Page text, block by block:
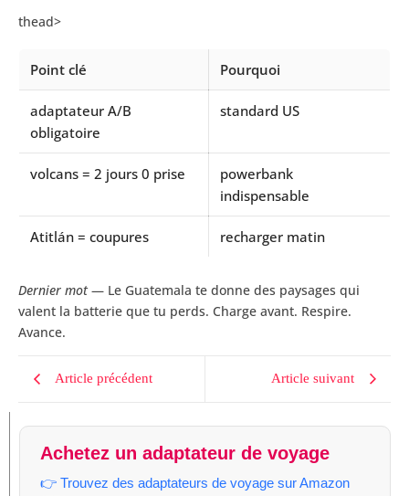
thead>
Point clé Pourquoi
adaptateur A/B
obligatoire
standard US
volcans = 2 jours 0 prise
powerbank
indispensable
Atitlán = coupures recharger matin
Dernier mot— Le Guatemala te donne des paysages qui
valent la batterie que tu perds. Charge avant. Respire.
Avance.
Article précédent Article suivant
Achetez un adaptateur de voyage
👉 Trouvez des adaptateurs de voyage sur Amazon